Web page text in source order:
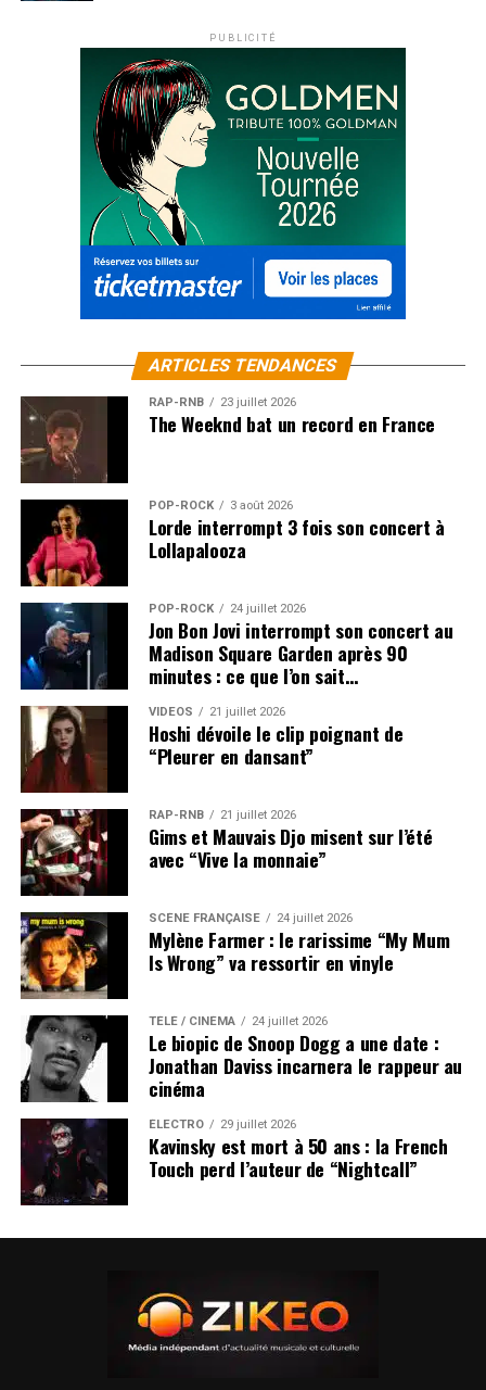
PUBLICITÉ
ARTICLES TENDANCES
RAP-RNB 23 juillet 2026
The Weeknd bat un record en France
POP-ROCK 3 août 2026
Lorde interrompt 3 fois son concert à
Lollapalooza
POP-ROCK 24 juillet 2026
Jon Bon Jovi interrompt son concert au
Madison Square Garden après 90
minutes : ce que l’on sait…
VIDEOS 21 juillet 2026
Hoshi dévoile le clip poignant de
“Pleurer en dansant”
RAP-RNB 21 juillet 2026
Gims et Mauvais Djo misent sur l’été
avec “Vive la monnaie”
SCÈNE FRANÇAISE 24 juillet 2026
Mylène Farmer : le rarissime “My Mum
Is Wrong” va ressortir en vinyle
TÉLÉ / CINÉMA 24 juillet 2026
Le biopic de Snoop Dogg a une date :
Jonathan Daviss incarnera le rappeur au
cinéma
ÉLECTRO 29 juillet 2026
Kavinsky est mort à 50 ans : la French
Touch perd l’auteur de “Nightcall”